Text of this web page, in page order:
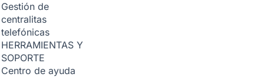
Gestión de
centralitas
telefónicas
HERRAMIENTAS Y
SOPORTE
Centro de ayuda